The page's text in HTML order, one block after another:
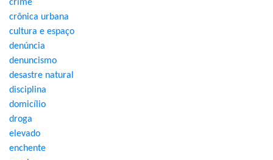
crime
crônica urbana
cultura e espaço
denúncia
denuncismo
desastre natural
disciplina
domicílio
droga
elevado
enchente